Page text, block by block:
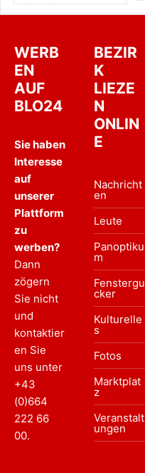
WERB
EN
AUF
BLO24
Sie haben
Interesse
auf
unserer
Plattform
zu
werben?
Dann
zögern
Sie nicht
und
kontaktier
en Sie
uns unter
+43
(0)664
222 66
00.
BEZIR
K
LIEZE
N
ONLIN
E
Nachricht
en
Leute
Panoptiku
m
Fenstergu
cker
Kulturelle
s
Fotos
Marktplat
z
Veranstalt
ungen